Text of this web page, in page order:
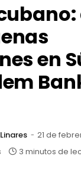
en
21 de
3 minutos de